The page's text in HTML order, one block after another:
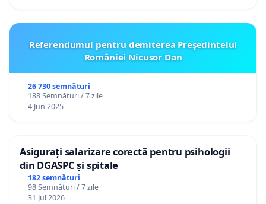
Referendumul pentru demiterea Preşedintelui
României Nicusor Dan
26 730 semnături
188 Semnături / 7 zile
4 Jun 2025
Asigurați salarizare corectă pentru psihologii
din DGASPC și spitale
182 semnături
98 Semnături / 7 zile
31 Jul 2026